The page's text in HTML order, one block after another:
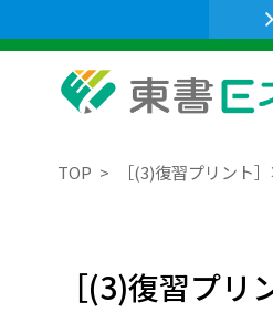
TOP ［(3)復習プリント
［(3)復習プリ